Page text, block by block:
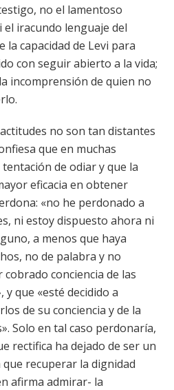
no el lamentoso
el iracundo lenguaje del
la capacidad de Levi para
con seguir abierto a la vida;
incomprensión de quien no
no son tan distantes
que en muchas
de odiar y que la
eficacia en obtener
«no he perdonado a
ni estoy dispuesto ahora ni
a menos que haya
no de palabra y no
conciencia de las
y que «esté decidido a
de su conciencia y de la
Solo en tal caso perdonaría,
rectifica ha dejado de ser un
recuperar la dignidad
afirma admirar- la